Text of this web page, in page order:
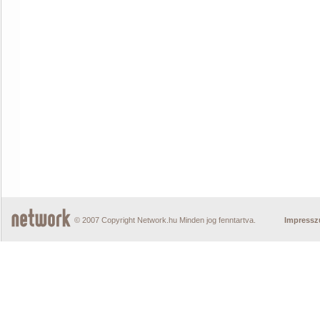
© 2007 Copyright Network.hu Minden jog fenntartva.